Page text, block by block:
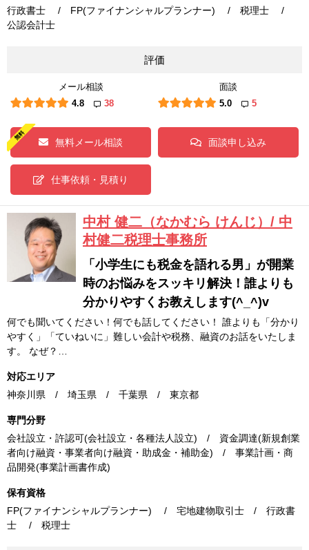
行政書士 / FP(ファイナンシャルプランナー) / 税理士 /
公認会計士
評価
メール相談
4.8
38
面談
5.0
5
無料メール相談 面談申し込み
仕事依頼・見積り
中村 健二（なかむら けんじ）/ 中
村健二税理士事務所
「小学生にも税金を語れる男」が開業
時のお悩みをスッキリ解決！誰よりも
分かりやすくお教えします(^_^)v
何でも聞いてください！何でも話してください！ 誰よりも「分かり
やすく」「ていねいに」難しい会計や税務、融資のお話をいたしま
す。 なぜ？…
対応エリア
神奈川県 / 埼玉県 / 千葉県 / 東京都
専門分野
会社設立・許認可(会社設立・各種法人設立) / 資金調達(新規創業
者向け融資・事業者向け融資・助成金・補助金) / 事業計画・商
品開発(事業計画書作成)
保有資格
FP(ファイナンシャルプランナー) / 宅地建物取引士 / 行政書
士 / 税理士